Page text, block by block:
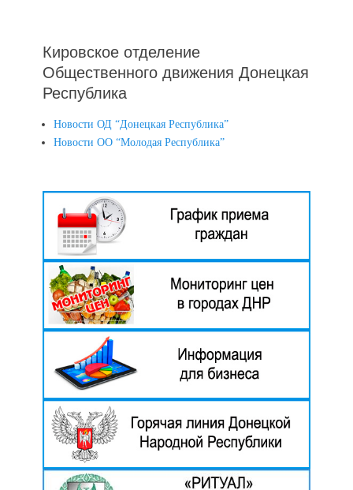
Кировское отделение
Общественного движения Донецкая
Республика
Новости ОД “Донецкая Республика”
Новости ОО “Молодая Республика”